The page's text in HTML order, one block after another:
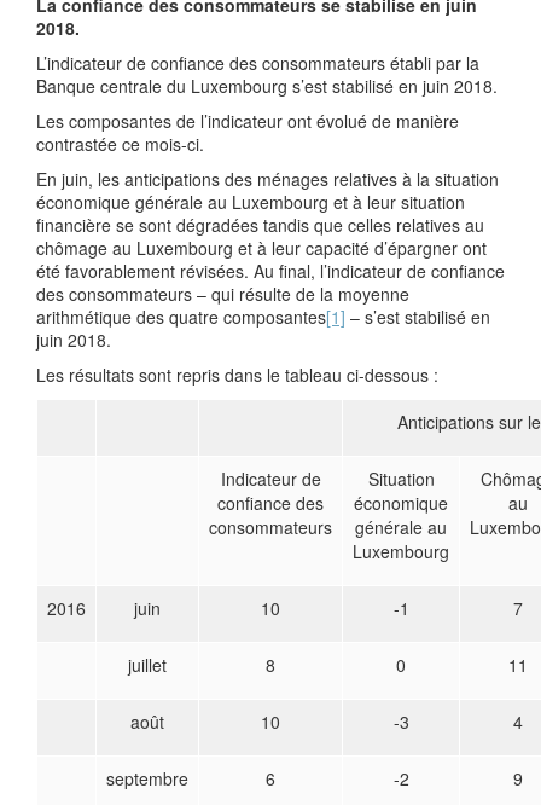
La confiance des consommateurs se stabilise en juin
2018.
L’indicateur de confiance des consommateurs établi par la
Banque centrale du Luxembourg s’est stabilisé en juin 2018.
Les composantes de l’indicateur ont évolué de manière
contrastée ce mois-ci.
En juin, les anticipations des ménages relatives à la situation
économique générale au Luxembourg et à leur situation
financière se sont dégradées tandis que celles relatives au
chômage au Luxembourg et à leur capacité d’épargner ont
été favorablement révisées. Au final, l’indicateur de confiance
des consommateurs – qui résulte de la moyenne
arithmétique des quatre composantes[1] – s’est stabilisé en
juin 2018.
Les résultats sont repris dans le tableau ci-dessous :
Anticipations sur
Indicateur de
confiance des
consommateurs
Situation
économique
générale au
Luxembourg
au
2016 juin 10 -1 7
juillet 8 0 11
août 10 -3 4
septembre 6 -2 9